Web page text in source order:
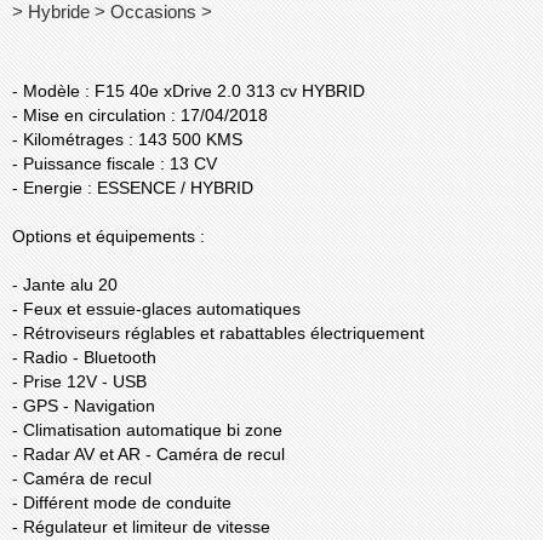
> Hybride > Occasions >
- Modèle : F15 40e xDrive 2.0 313 cv HYBRID
- Mise en circulation : 17/04/2018
- Kilométrages : 143 500 KMS
- Puissance fiscale : 13 CV
- Energie : ESSENCE / HYBRID
Options et équipements :
- Jante alu 20
- Feux et essuie-glaces automatiques
- Rétroviseurs réglables et rabattables électriquement
- Radio - Bluetooth
- Prise 12V - USB
- GPS - Navigation
- Climatisation automatique bi zone
- Radar AV et AR - Caméra de recul
- Caméra de recul
- Différent mode de conduite
- Régulateur et limiteur de vitesse